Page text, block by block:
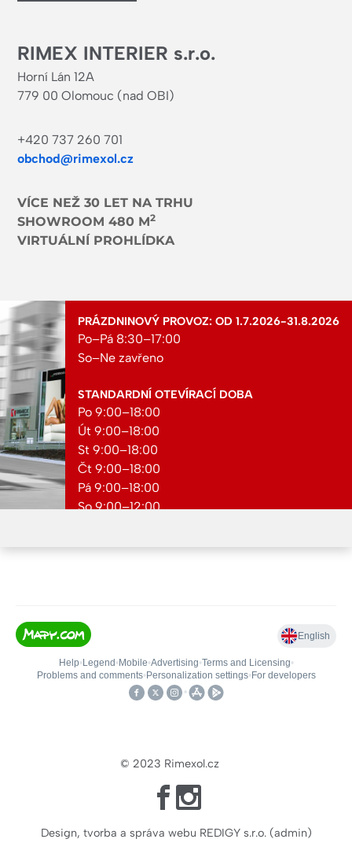
RIMEX INTERIER s.r.o.
Horní Lán 12A
779 00 Olomouc (nad OBI)
+420 737 260 701
obchod@rimexol.cz
VÍCE NEŽ 30 LET NA TRHU
SHOWROOM 480 M2
VIRTUÁLNÍ PROHLÍDKA
PRÁZDNINOVÝ PROVOZ: OD 1.7.2026-31.8.2026
Po–Pá 8:30–17:00
So–Ne zavřeno
STANDARDNÍ OTEVÍRACÍ DOBA
Po 9:00–18:00
Út 9:00–18:00
St 9:00–18:00
Čt 9:00–18:00
Pá 9:00–18:00
So 9:00–12:00
© 2023 Rimexol.cz
Design, tvorba a správa webu REDIGY s.r.o.(admin)